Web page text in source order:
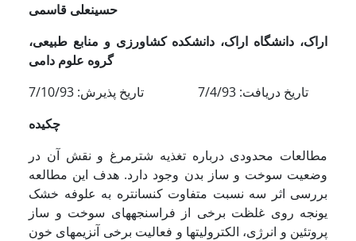
حسینعلی قاسمی
اراک، دانشگاه اراک، دانشکده کشاورزی و منابع طبیعی،
گروه علوم دامی
تاریخ دریافت: 7/4/93 تاریخ پذیرش: 7/10/93
مطالعات محدودی درباره تغذیه شترمرغ و نقش آن در
وضعیت سوخت و ساز بدن وجود دارد. هدف این مطالعه
بررسی اثر سه نسبت متفاوت کنسانتره به علوفه خشک
یونجه روی غلظت برخی از فراسنجه­های سوخت و ساز
پروتئین و انرژی، الکترولیتها و فعالیت برخی آنزیمهای خون